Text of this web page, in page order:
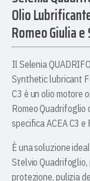
Olio
Romeo Giulia
Il Selenia
Synthetic lubricant
C3 è un olio motore
Romeo Quadrifoglio
specifica ACEA C3
È una soluzione
Stelvio
protezione, pulizia